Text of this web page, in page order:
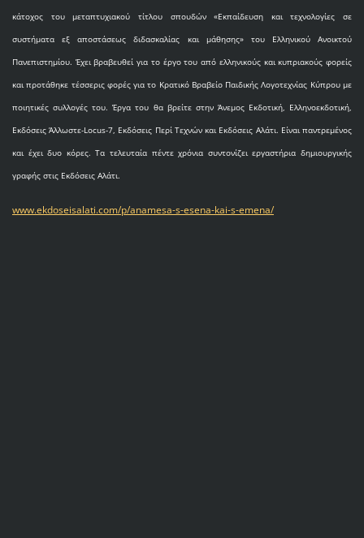
κάτοχος του μεταπτυχιακού τίτλου σπουδών «Εκπαίδευση και τεχνολογίες σε
συστήματα εξ αποστάσεως διδασκαλίας και μάθησης» του Ελληνικού Ανοικτού
Πανεπιστημίου. Έχει βραβευθεί για το έργο του από ελληνικούς και κυπριακούς φορείς
και προτάθηκε τέσσερις φορές για το Κρατικό Βραβείο Παιδικής Λογοτεχνίας Κύπρου με
ποιητικές συλλογές του. Έργα του θα βρείτε στην Άνεμος Εκδοτική, Ελληνοεκδοτική,
Εκδόσεις Άλλωστε-Locus-7, Εκδόσεις Περί Τεχνών και Εκδόσεις Αλάτι. Είναι παντρεμένος
και έχει δυο κόρες. Τα τελευταία πέντε χρόνια συντονίζει εργαστήρια δημιουργικής
γραφής στις Εκδόσεις Αλάτι.
www.ekdoseisalati.com/p/anamesa-s-esena-kai-s-emena/